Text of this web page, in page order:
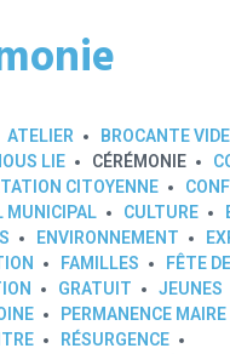
ATELIER
BROCANTE
LIE
CÉRÉMONIE
CITOYENNE
MUNICIPAL
CULTURE
ENVIRONNEMENT
FAMILLES
FÊTE
GRATUIT JEUNES
PERMANENCE MAIRE
RÉSURGENCE